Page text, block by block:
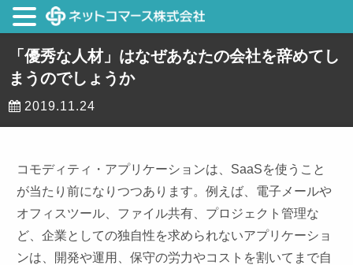
「優秀な人材」はなぜあなたの会社を辞めてし
まうのでしょうか
2019.11.24
コモディティ・アプリケーションは、SaaSを使うこと
が当たり前になりつつあります。例えば、電子メールや
オフィスツール、ファイル共有、プロジェクト管理な
ど、企業としての独自性を求められないアプリケーショ
ンは、開発や運用、保守の労力やコストを割いてまで自